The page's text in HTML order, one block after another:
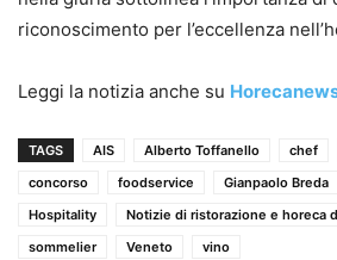
riconoscimento per l’eccellenza
Leggi la notizia anche su
TAGS AIS Alberto Toffanello chef
concorso
foodservice Gianpaolo Breda
Hospitality
Notizie di ristorazione e horeca
sommelier
Veneto vino